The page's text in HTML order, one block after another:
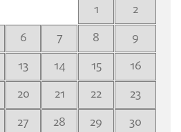
1
2
6 7 8
9
13 14 15
16
20 21 22
23
27 28 29
30